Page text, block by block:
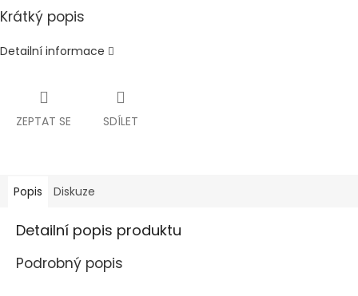
Krátký popis
Detailní informace
ZEPTAT SE SDÍLET
Popis Diskuze
Detailní popis produktu
Podrobný popis